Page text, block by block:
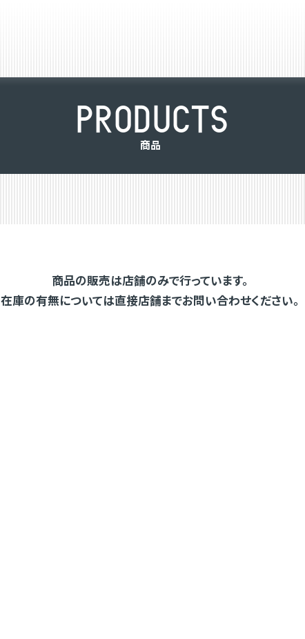
PRODUCTS
商品
商品の販売は店舗のみで行っています。
在庫の有無については直接店舗までお問い合わせください。